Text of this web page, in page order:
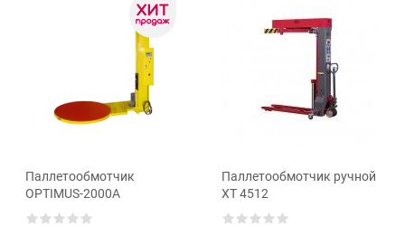
Паллетообмотчик
OPTIMUS-2000А
Паллетообмотчик ручной
ХТ 4512